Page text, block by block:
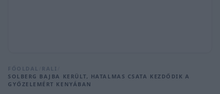
FŐOLDAL RALI
SOLBERG BAJBA KERÜLT, HATALMAS CSATA KEZDŐDIK A
GYŐZELEMÉRT KENYÁBAN